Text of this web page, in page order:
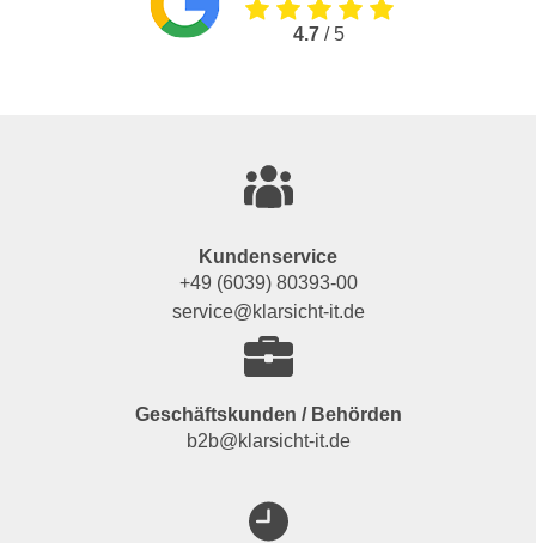
4.7 / 5
Kundenservice
+49 (6039) 80393-00
service@klarsicht-it.de
Geschäftskunden / Behörden
b2b@klarsicht-it.de